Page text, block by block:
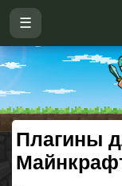
☰
Плагины